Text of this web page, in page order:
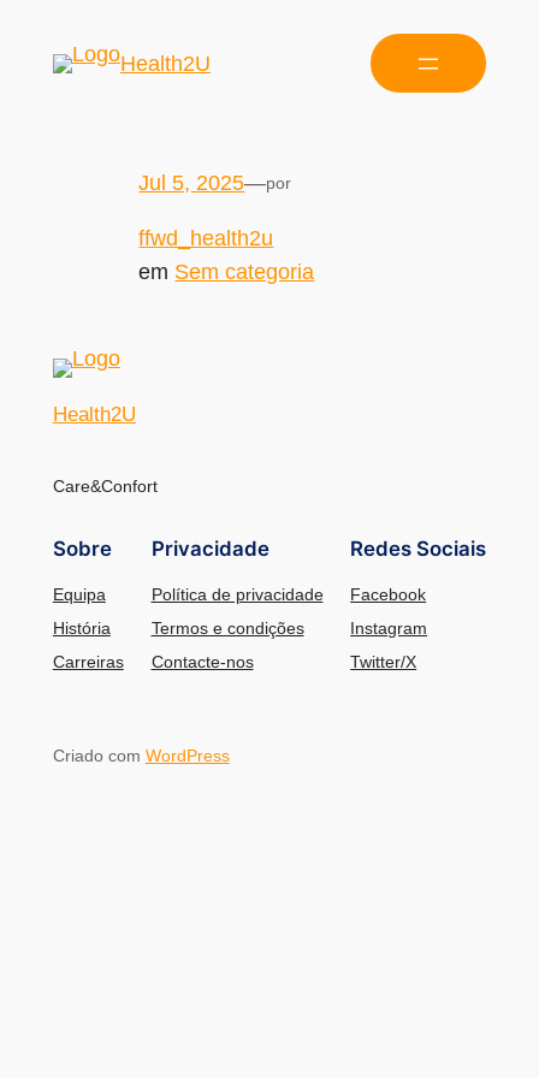
Health2U
Jul 5, 2025—por
ffwd_health2u
em Sem categoria
Health2U
Care&Confort
Sobre
Equipa
História
Carreiras
Privacidade
Política de privacidade
Termos e condições
Contacte-nos
Redes Sociais
Facebook
Instagram
Twitter/X
Criado com WordPress